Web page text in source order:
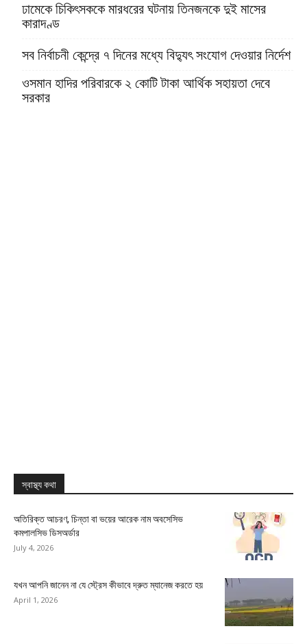
ঢামেকে চিকিৎসককে মারধরের ঘটনায় তিনজনকে দুই মাসের
কারাদণ্ড
সব নির্বাচনী কেন্দ্রে ৭ দিনের মধ্যে বিদ্যুৎ সংযোগ দেওয়ার নির্দেশ
ওসমান হাদির পরিবারকে ২ কোটি টাকা আর্থিক সহায়তা দেবে
সরকার
স্বাস্থ্য কথা
অতিরিক্ত আচরণ, চিন্তা বা ভয়ের আরেক নাম অবসেসিভ
কমপালসিভ ডিসঅর্ডার
July 4, 2026
যখন আপনি জানেন না যে স্ট্রেস কীভাবে দ্রুত ম্যানেজ করতে হয়
April 1, 2026